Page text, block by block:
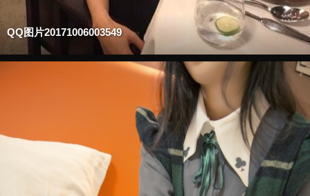
QQ图片20171006003549